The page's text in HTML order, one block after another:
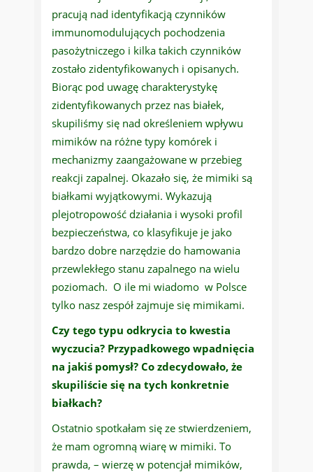
pracują nad identyfikacją czynników
immunomodulujących pochodzenia
pasożytniczego i kilka takich czynników
zostało zidentyfikowanych i opisanych.
Biorąc pod uwagę charakterystykę
zidentyfikowanych przez nas białek,
skupiliśmy się nad określeniem wpływu
mimików na różne typy komórek i
mechanizmy zaangażowane w przebieg
reakcji zapalnej. Okazało się, że mimiki są
białkami wyjątkowymi. Wykazują
plejotropowość działania i wysoki profil
bezpieczeństwa, co klasyfikuje je jako
bardzo dobre narzędzie do hamowania
przewlekłego stanu zapalnego na wielu
poziomach. O ile mi wiadomo w Polsce
tylko nasz zespół zajmuje się mimikami.
Czy tego typu odkrycia to kwestia
wyczucia? Przypadkowego wpadnięcia
na jakiś pomysł? Co zdecydowało, że
skupiliście się na tych konkretnie
białkach?
Ostatnio spotkałam się ze stwierdzeniem,
że mam ogromną wiarę w mimiki. To
prawda, – wierzę w potencjał mimików,